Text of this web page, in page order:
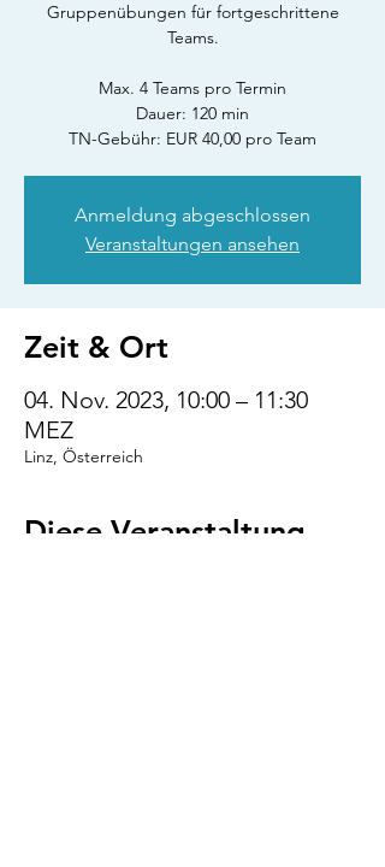
Gruppenübungen für fortgeschrittene
Teams.
Max. 4 Teams pro Termin
Dauer: 120 min
TN-Gebühr: EUR 40,00 pro Team
Anmeldung abgeschlossen
Veranstaltungen ansehen
Zeit & Ort
04. Nov. 2023, 10:00 – 11:30
MEZ
Linz, Österreich
Diese Veranstaltung